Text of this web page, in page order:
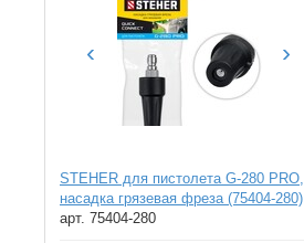
‹ ›
STEHER для пистолета G-280 PRO,
насадка грязевая фреза (75404-280)
арт. 75404-280